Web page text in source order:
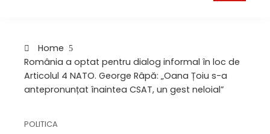
Home
România a optat pentru dialog informal în loc de
Articolul 4 NATO. George Râpă: „Oana Țoiu s-a
antepronunțat înaintea CSAT, un gest neloial”
POLITICA